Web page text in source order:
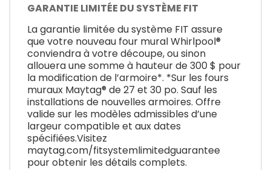
GARANTIE LIMITÉE DU SYSTÈME FIT
La garantie limitée du système FIT assure
que votre nouveau four mural Whirlpool®
conviendra à votre découpe, ou sinon
allouera une somme à hauteur de 300 $ pour
la modification de l’armoire*. *Sur les fours
muraux Maytag® de 27 et 30 po. Sauf les
installations de nouvelles armoires. Offre
valide sur les modèles admissibles d’une
largeur compatible et aux dates
spécifiées.Visitez
maytag.com/fitsystemlimitedguarantee
pour obtenir les détails complets.